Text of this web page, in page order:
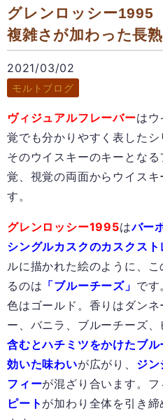
グレンロッシー
複雑さが加わった長
2021/03/02
モルトブログ
ヴィジュアルフレーバーは
覚でも分かりやすく表したシ
そのウイスキーのキーとな
覚、視覚の両面からウイス
す。
グレンロッシー1995はバー
シングルカスクのカスクス
ルに描かれた絵のように、
るのは 「ブルーチーズ」 です
色はゴールド。香りはダン
ー、バニラ、ブルーチーズ、
含むとハチミツをかけたブ
効いた味わいが広がり、 ジン
フィーが混ざり合います。フ
ピート が加わり全体を引き